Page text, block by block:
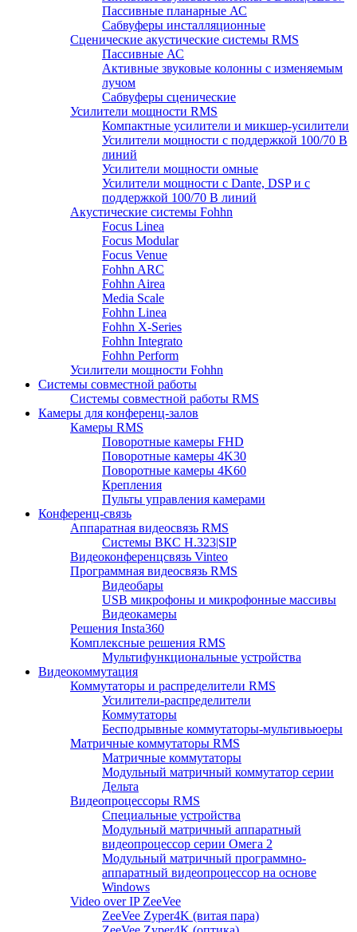
Пассивные планарные АС
Сабвуферы инсталляционные
Сценические акустические системы RMS
Пассивные АС
Активные звуковые колонны с изменяемым
лучом
Сабвуферы сценические
Усилители мощности RMS
Компактные усилители и микшер-усилители
Усилители мощности с поддержкой 100/70 В
линий
Усилители мощности омные
Усилители мощности с Dante, DSP и с
поддержкой 100/70 В линий
Акустические системы Fohhn
Focus Linea
Focus Modular
Focus Venue
Fohhn ARC
Fohhn Airea
Media Scale
Fohhn Linea
Fohhn X-Series
Fohhn Integrato
Fohhn Perform
Усилители мощности Fohhn
Системы совместной работы
Системы совместной работы RMS
Камеры для конференц-залов
Камеры RMS
Поворотные камеры FHD
Поворотные камеры 4K30
Поворотные камеры 4K60
Крепления
Пульты управления камерами
Конференц-связь
Аппаратная видеосвязь RMS
Системы ВКС H.323|SIP
Видеоконференцсвязь Vinteo
Программная видеосвязь RMS
Видеобары
USB микрофоны и микрофонные массивы
Видеокамеры
Решения Insta360
Комплексные решения RMS
Мультифункциональные устройства
Видеокоммутация
Коммутаторы и распределители RMS
Усилители-распределители
Коммутаторы
Бесподрывные коммутаторы-мультивьюеры
Матричные коммутаторы RMS
Матричные коммутаторы
Модульный матричный коммутатор серии
Дельта
Видеопроцессоры RMS
Специальные устройства
Модульный матричный аппаратный
видеопроцессор серии Омега 2
Модульный матричный программно-
аппаратный видеопроцессор на основе
Windows
Video over IP ZeeVee
ZeeVee Zyper4K (витая пара)